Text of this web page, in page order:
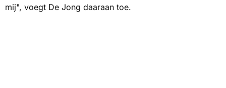
mij", voegt De Jong daaraan toe.